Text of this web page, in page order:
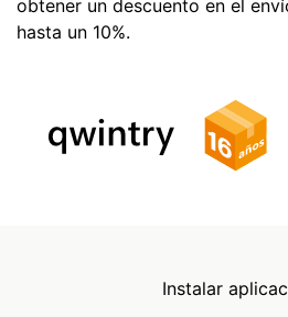
obtener un descuento en el
hasta un 10%.
Instalar